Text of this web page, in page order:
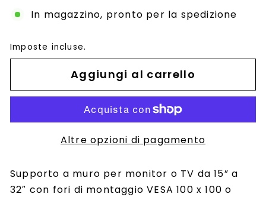
In magazzino, pronto per la spedizione
Imposte incluse.
Aggiungi al carrello
Altre opzioni di pagamento
Supporto a muro per monitor o TV da 15” a
32″ con fori di montaggio VESA 100 x 100 o